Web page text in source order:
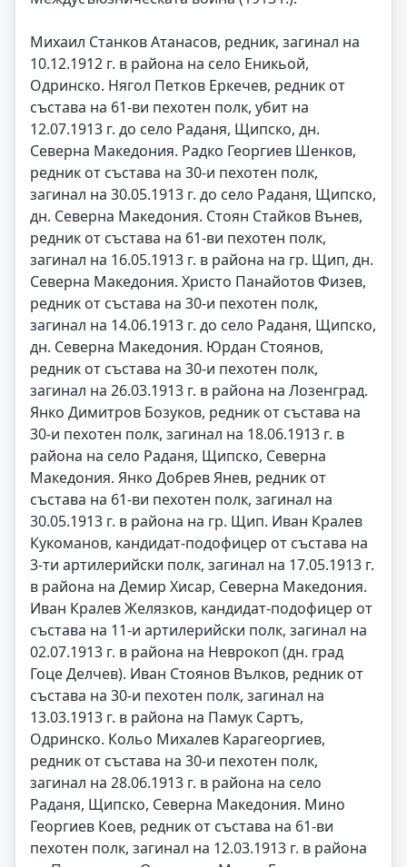
Михаил Станков Атанасов, редник, загинал на
10.12.1912 г. в района на село Еникьой,
Одринско. Нягол Петков Еркечев, редник от
състава на 61-ви пехотен полк, убит на
12.07.1913 г. до село Раданя, Щипско, дн.
Северна Македония. Радко Георгиев Шенков,
редник от състава на 30-и пехотен полк,
загинал на 30.05.1913 г. до село Раданя, Щипско,
дн. Северна Македония. Стоян Стайков Вънев,
редник от състава на 61-ви пехотен полк,
загинал на 16.05.1913 г. в района на гр. Щип, дн.
Северна Македония. Христо Панайотов Физев,
редник от състава на 30-и пехотен полк,
загинал на 14.06.1913 г. до село Раданя, Щипско,
дн. Северна Македония. Юрдан Стоянов,
редник от състава на 30-и пехотен полк,
загинал на 26.03.1913 г. в района на Лозенград.
Янко Димитров Бозуков, редник от състава на
30-и пехотен полк, загинал на 18.06.1913 г. в
района на село Раданя, Щипско, Северна
Македония. Янко Добрев Янев, редник от
състава на 61-ви пехотен полк, загинал на
30.05.1913 г. в района на гр. Щип. Иван Кралев
Кукоманов, кандидат-подофицер от състава на
3-ти артилерийски полк, загинал на 17.05.1913 г.
в района на Демир Хисар, Северна Македония.
Иван Кралев Желязков, кандидат-подофицер от
състава на 11-и артилерийски полк, загинал на
02.07.1913 г. в района на Неврокоп (дн. град
Гоце Делчев). Иван Стоянов Вълков, редник от
състава на 30-и пехотен полк, загинал на
13.03.1913 г. в района на Памук Сартъ,
Одринско. Кольо Михалев Карагеоргиев,
редник от състава на 30-и пехотен полк,
загинал на 28.06.1913 г. в района на село
Раданя, Щипско, Северна Македония. Мино
Георгиев Коев, редник от състава на 61-ви
пехотен полк, загинал на 12.03.1913 г. в района